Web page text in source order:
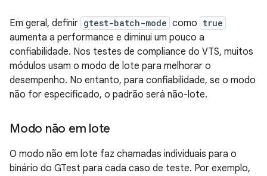
Em geral, definir gtest-batch-mode como true
aumenta a performance e diminui um pouco a
confiabilidade. Nos testes de compliance do VTS, muitos
módulos usam o modo de lote para melhorar o
desempenho. No entanto, para confiabilidade, se o modo
não for especificado, o padrão será não-lote.
Modo não em lote
O modo não em lote faz chamadas individuais para o
binário do GTest para cada caso de teste. Por exemplo,